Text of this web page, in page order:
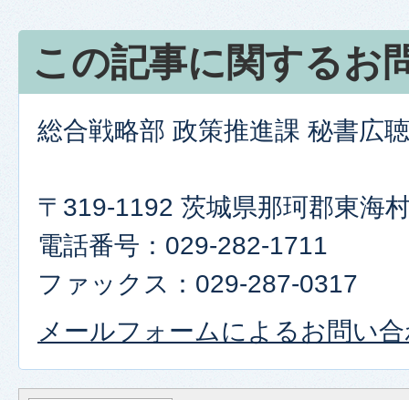
この記事に関するお
総合戦略部 政策推進課 秘書広
〒319-1192 茨城県那珂郡東海
電話番号：029-282-1711
ファックス：029-287-0317
メールフォームによるお問い